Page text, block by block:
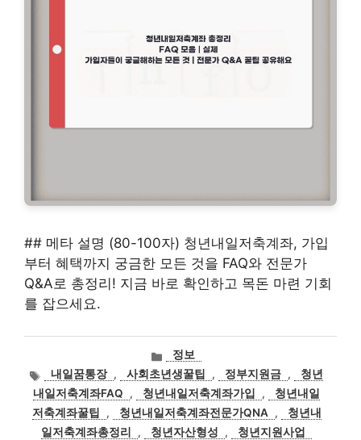
## 메타 설명 (80-100자) 청년내일저축계좌, 가입
부터 혜택까지 궁금한 모든 것을 FAQ와 전문가
Q&A로 총정리! 지금 바로 확인하고 목돈 마련 기회
를 잡으세요.
카
테
고
리
정보
태
그
내일꿈통장 , 사회초년생꿀팁 , 정부지원금 ,
청년
내일저축계좌FAQ
, 청년내일저축계좌가입 ,
청년내일
저축계좌꿀팁
, 청년내일저축계좌전문가QNA ,
청년내
일저축계좌총정리
, 청년자산형성 , 청년지원사업